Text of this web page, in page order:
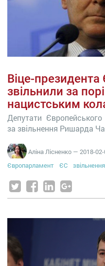
Віце-
звільнили за
нацистським
Депутати
за звільнення Ришарда
Аліна Лісненко — 2018-
Європарламент
ЄС звільнення